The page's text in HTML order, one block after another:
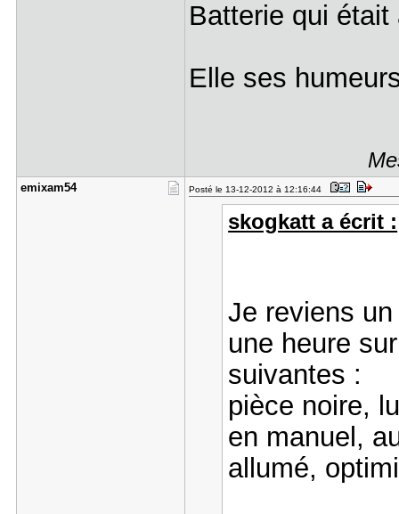
Batterie qui était
Elle ses
emixam54 Posté le 13-12-2012 à 12:16:44
skogkatt a écrit :
Je reviens
une heure
suivantes :
pièce noire,
en manuel,
allumé,